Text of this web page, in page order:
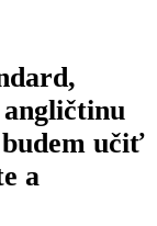
učiť
a